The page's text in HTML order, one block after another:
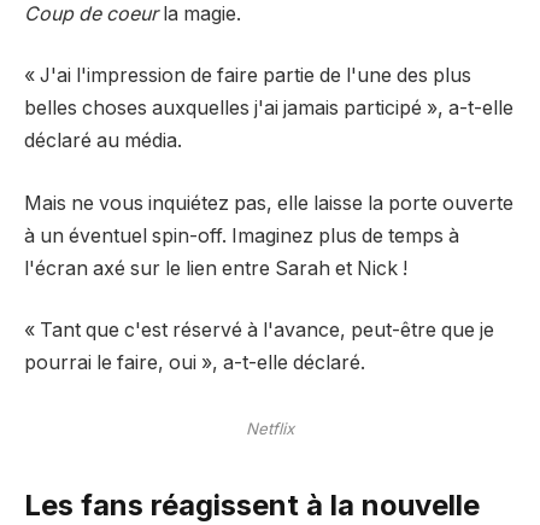
Coup de coeurla magie.
« J'ai l'impression de faire partie de l'une des plus
belles choses auxquelles j'ai jamais participé », a-t-elle
déclaré au média.
Mais ne vous inquiétez pas, elle laisse la porte ouverte
à un éventuel spin-off. Imaginez plus de temps à
l'écran axé sur le lien entre Sarah et Nick !
« Tant que c'est réservé à l'avance, peut-être que je
pourrai le faire, oui », a-t-elle déclaré.
Netflix
Les fans réagissent à la nouvelle